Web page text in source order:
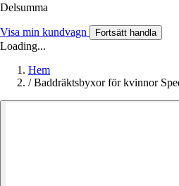
Delsumma
Visa min kundvagn Fortsätt handla
Loading...
Hem
/ Baddräktsbyxor för kvinnor